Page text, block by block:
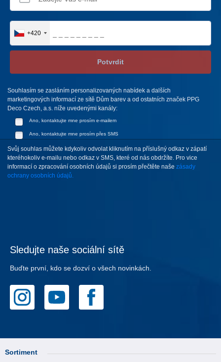
+420
Potvrdit
Souhlasím se zasláním personalizovaných nabídek a dalších
marketingových informací ze sítě Dům barev a od ostatních značek PPG
Deco Czech, a.s. níže uvedenými kanály:
Ano, kontaktujte mne prosím e-mailem
Ano, kontaktujte mne prosím přes SMS
Svůj souhlas můžete kdykoliv odvolat kliknutím na příslušný odkaz v zápatí
kteréhokoliv e-mailu nebo odkaz v SMS, které od nás obdržíte. Pro vice
informací o zpracování osobních údajů si prosím přečtěte naše zásady
ochrany osobních údajů.
Sledujte naše sociální sítě
Buďte první, kdo se dozví o všech novinkách.
Sortiment